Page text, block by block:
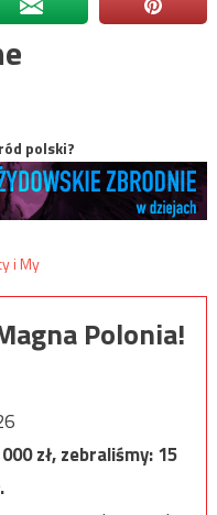
polski?
Polonia!
zł, zebraliśmy:15